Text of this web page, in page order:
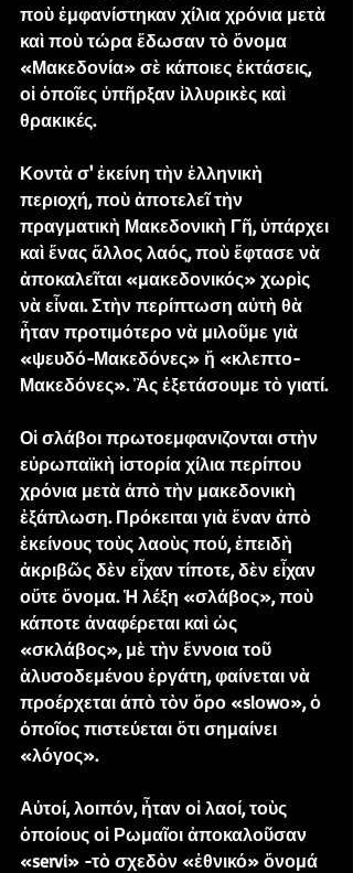
ποὺ ἐμφανίστηκαν χίλια χρόνια μετὰ
καὶ ποὺ τώρα ἔδωσαν τὸ ὄνομα
«Μακεδονία» σὲ κάποιες ἐκτάσεις,
οἱ ὁποῖες ὑπῆρξαν ἰλλυρικὲς καὶ
θρακικές.
Κοντὰ σ' ἐκείνη τὴν ἑλληνικὴ
περιοχή, ποὺ ἀποτελεῖ τὴν
πραγματικὴ Μακεδονικὴ Γῆ, ὑπάρχει
καὶ ἕνας ἄλλος λαός, ποὺ ἔφτασε νὰ
ἀποκαλεῖται «μακεδονικός» χωρὶς
νὰ εἶναι. Στὴν περίπτωση αὐτὴ θὰ
ἦταν προτιμότερο νὰ μιλοῦμε γιὰ
«ψευδό-Μακεδόνες» ἤ «κλεπτο-
Μακεδόνες». Ἂς ἐξετάσουμε τὸ γιατί.
Οἱ σλάβοι πρωτοεμφανιζονται στὴν
εὐρωπαϊκὴ ἱστορία χίλια περίπου
χρόνια μετὰ ἀπὸ τὴν μακεδονικὴ
ἐξάπλωση. Πρόκειται γιὰ ἕναν ἀπὸ
ἐκείνους τοὺς λαοὺς πού, ἐπειδὴ
ἀκριβῶς δὲν εἶχαν τίποτε, δὲν εἶχαν
οὔτε ὄνομα. Ἡ λέξη «σλάβος», ποὺ
κάποτε ἀναφέρεται καὶ ὡς
«σκλάβος», μὲ τὴν ἔννοια τοῦ
ἁλυσοδεμένου ἐργάτη, φαίνεται νὰ
προέρχεται ἀπὸ τὸν ὄρο «slοwο», ὁ
ὁποῖος πιστεύεται ὅτι σημαίνει
«λόγος».
Αὐτοί, λοιπόν, ἦταν οἱ λαοί, τοὺς
ὁποίους οἱ Ρωμαῖοι ἀποκαλοῦσαν
«servi» -τὸ σχεδὸν «ἐθνικό» ὄνομά